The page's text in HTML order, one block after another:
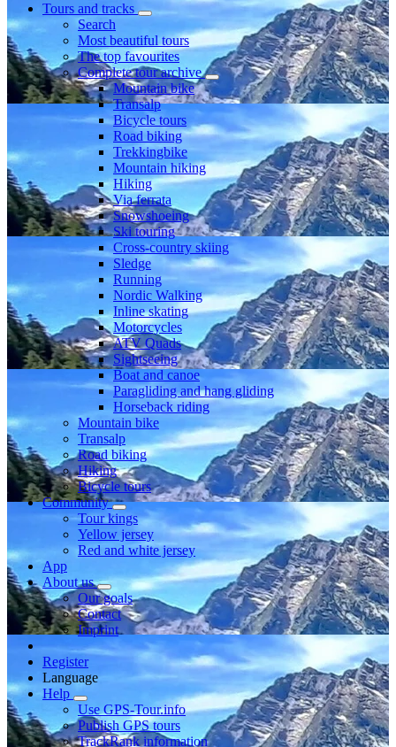
Tours and tracks
Search
Most beautiful tours
The top favourites
Complete tour archive
Mountain bike
Transalp
Bicycle tours
Road biking
Trekkingbike
Mountain hiking
Hiking
Via ferrata
Snowshoeing
Ski touring
Cross-country skiing
Sledge
Running
Nordic Walking
Inline skating
Motorcycles
ATV Quads
Sightseeing
Boat and canoe
Paragliding and hang gliding
Horseback riding
Mountain bike
Transalp
Road biking
Hiking
Bicycle tours
Community
Tour kings
Yellow jersey
Red and white jersey
App
About us
Our goals
Contact
Imprint
Register
Language
Help
Use GPS-Tour.info
Publish GPS tours
TrackRank information